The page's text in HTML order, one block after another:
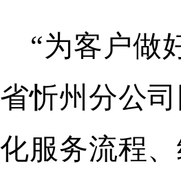
“为客户做
省忻州分公
化服务流程